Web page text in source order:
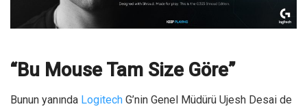
“Bu Mouse Tam Size Göre”
Bunun yanında Logitech G’nin Genel Müdürü Ujesh Desai de